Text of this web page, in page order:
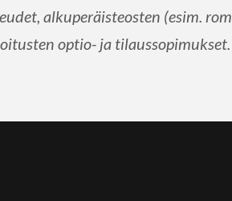
alkuperäisteosten (esim.
optio- ja tilaussopimukset.